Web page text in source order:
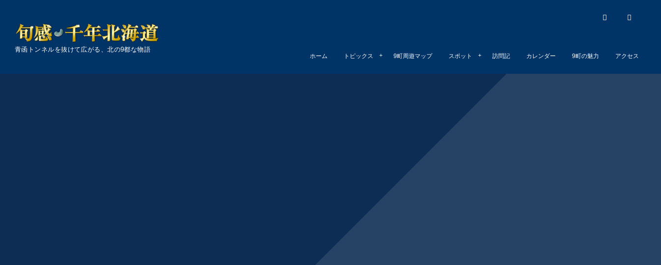
青函トンネルを抜けて広がる、北の9都な物語
ホーム トピックス 9町周遊マップ スポット 訪問記 カレンダー 9町の魅力 アクセス